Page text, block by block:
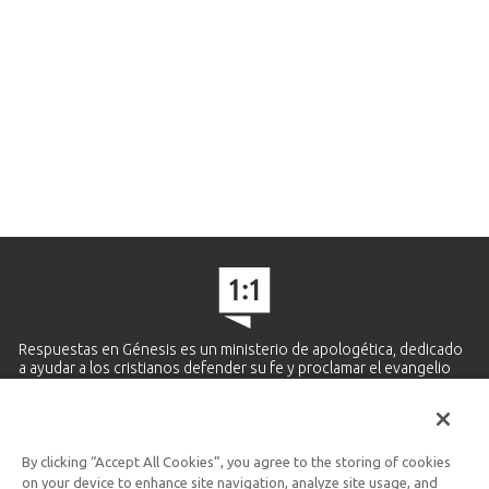
Respuestas en Génesis es un ministerio de apologética, dedicado
a ayudar a los cristianos defender su fe y proclamar el evangelio
Ministerio Hispano y Latinoamericano
By clicking “Accept All Cookies”, you agree to the storing of cookies
on your device to enhance site navigation, analyze site usage, and